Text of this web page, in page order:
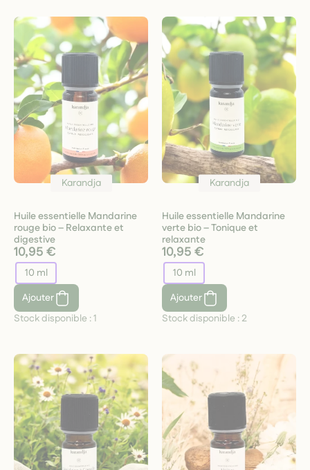
Karandja
Huile essentielle Mandarine
rouge bio – Relaxante et
digestive
10,95 €
10 ml
Ajouter
Stock disponible :1
Karandja
Huile essentielle Mandarine
verte bio – Tonique et
relaxante
10,95 €
10 ml
Ajouter
Stock disponible : 2